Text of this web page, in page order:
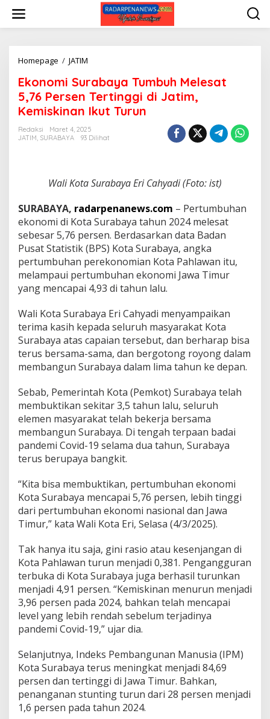
w
Homepage / JATIM
o
n
o
m
i
S
b
a
T
u
m
u
h
M
l
s
a
t
5
7
6
P
e
r
s
e
n
e
r
t
i
n
g
i
d
J
a
i
K
e
m
i
k
Ekonomi Surabaya Tumbuh Melesat
5,76 Persen Tertinggi di Jatim,
Kemiskinan Ikut Turun
Redaksi
Maret 4, 2025
JATIM, SURABAYA 93 Dilihat
Wali Kota Surabaya Eri Cahyadi (Foto: ist)
SURABAYA, radarpenanews.com – Pertumbuhan
ekonomi di Kota Surabaya tahun 2024 melesat
sebesar 5,76 persen. Berdasarkan data Badan
Pusat Statistik (BPS) Kota Surabaya, angka
pertumbuhan perekonomian Kota Pahlawan itu,
melampaui pertumbuhan ekonomi Jawa Timur
yang mencapai 4,93 di tahun lalu.
Wali Kota Surabaya Eri Cahyadi menyampaikan
terima kasih kepada seluruh masyarakat Kota
Surabaya atas capaian tersebut, dan berharap bisa
terus bersama-sama, dan bergotong royong dalam
membangun Surabaya dalam lima tahun ke depan.
Sebab, Pemerintah Kota (Pemkot) Surabaya telah
membuktikan sekitar 3,5 tahun lalu, seluruh
elemen masyarakat telah bekerja bersama
membangun Surabaya. Di tengah terpaan badai
pandemi Covid-19 selama dua tahun, Surabaya
terus berupaya bangkit.
“Kita bisa membuktikan, pertumbuhan ekonomi
Kota Surabaya mencapai 5,76 persen, lebih tinggi
dari pertumbuhan ekonomi nasional dan Jawa
Timur,” kata Wali Kota Eri, Selasa (4/3/2025).
Tak hanya itu saja, gini rasio atau kesenjangan di
Kota Pahlawan turun menjadi 0,381. Pengangguran
terbuka di Kota Surabaya juga berhasil turunkan
menjadi 4,91 persen. “Kemiskinan menurun menjadi
3,96 persen pada 2024, bahkan telah mencapai
level yang lebih rendah sebelum terjadinya
pandemi Covid-19,” ujar dia.
Selanjutnya, Indeks Pembangunan Manusia (IPM)
Kota Surabaya terus meningkat menjadi 84,69
persen dan tertinggi di Jawa Timur. Bahkan,
penanganan stunting turun dari 28 persen menjadi
1,6 persen pada tahun 2024.